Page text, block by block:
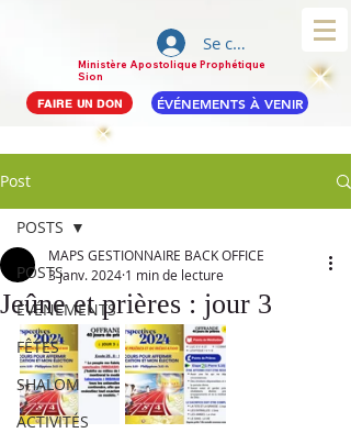
Ministère Apostolique Prophétique
Sion
Se connecter
FAIRE UN DON ÉVÉNEMENTS À VENIR
Post
POSTS
ÉVÉNEMENTS
FÊTES
SHALOM
ACTIVITÉS
POSTS
Jeûne et prières : jour 3
MAPS GESTIONNAIRE BACK OFFICE
3 janv. 2024 1 min de lecture